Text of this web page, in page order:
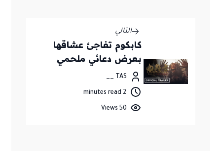
التالي
كابكوم تفاجئ عشاقها
بعرض دعائي ملحمي
للعبة Onimusha: Way of
the Sword
TAS __
2 minutes read